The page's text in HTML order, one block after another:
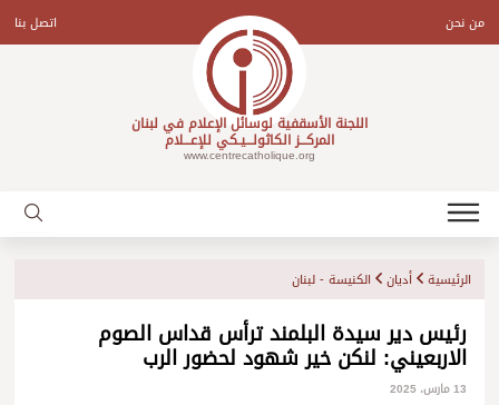
contentمن نحن اتصل بنا
اللجنة الأسقفية لوسائل الإعلام في لبنان
المركـــز الكاثولـــيـكي للإعـــلام
www.centrecatholique.org
الرئيسية أديان الكنيسة - لبنان
رئيس دير سيدة البلمند ترأس قداس الصوم
الاربعيني: لنكن خير شهود لحضور الرب
13 مارس، 2025